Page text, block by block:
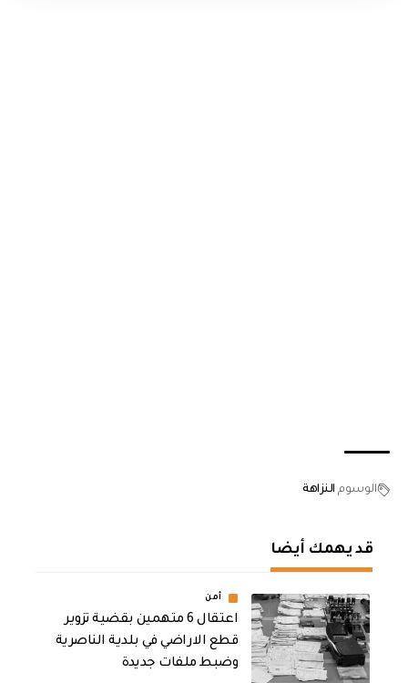
الوسوم النزاهة
قد يهمك أيضا
أمن
اعتقال 6 متهمين بقضية تزوير
قطع الاراضي في بلدية الناصرية
وضبط ملفات جديدة